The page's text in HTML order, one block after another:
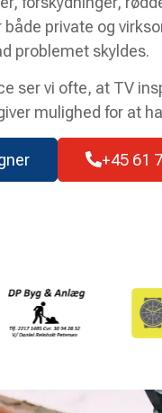
både private og
problemet skyldes.
ser vi ofte, at TV
mulighed for at
+45 61